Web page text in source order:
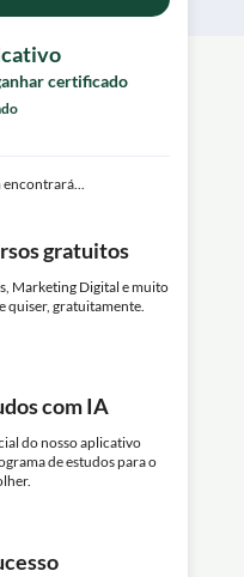
certificado
encontrará...
gratuitos
Marketing Digital e muito
quiser, gratuitamente.
com IA
do nosso aplicativo
de estudos para o